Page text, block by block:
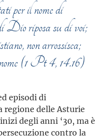
per il nome di
Dio riposa su di voi;
non arrossisca;
(1 Pt 4, 14.16)
episodi di
regione delle Asturie
degli anni ‘30, ma è
contro la